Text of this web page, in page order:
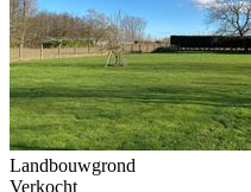
Landbouwgrond
Verkocht